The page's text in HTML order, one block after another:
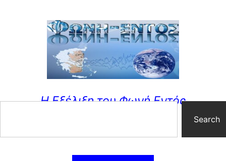
Η Εξέλιξη του Φωνή Εντός
Search